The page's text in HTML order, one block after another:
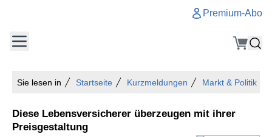
Premium-Abo
Sie lesen in Startseite Kurzmeldungen Markt & Politik
Diese Lebensversicherer überzeugen mit ihrer
Preisgestaltung